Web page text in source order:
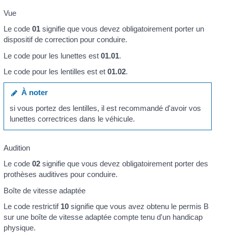
Vue
Le code 01signifie que vous devez obligatoirement porter un
dispositif de correction pour conduire.
Le code pour les lunettes est 01.01.
Le code pour les lentilles est et 01.02.
À noter
si vous portez des lentilles, il est recommandé d'avoir vos
lunettes correctrices dans le véhicule.
Audition
Le code 02signifie que vous devez obligatoirement porter des
prothèses auditives pour conduire.
Boîte de vitesse adaptée
Le code restrictif 10signifie que vous avez obtenu le permis B
sur une boîte de vitesse adaptée compte tenu d'un handicap
physique.